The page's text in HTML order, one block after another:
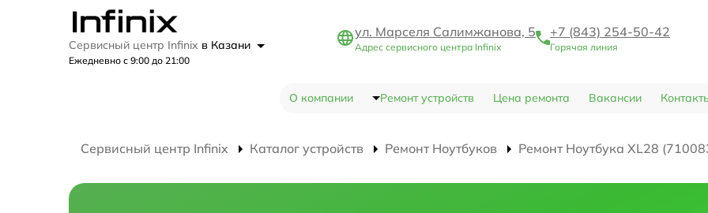
Сервисный центр Infinix в Казани
Ежедневно с 9:00 до 21:00
ул. Марселя Салимжанова, 5
Адрес сервисного центра Infinix
+7 (843) 254-50-42
Горячая линия
О компании Ремонт устройств Цена ремонта Вакансии
Сервисный центр Infinix Каталог устройств Ремонт Ноутбуков Ремонт Ноутбука XL28